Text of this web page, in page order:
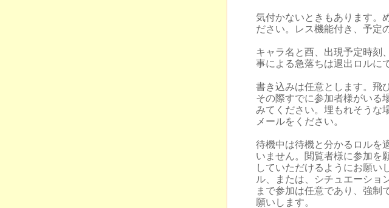
気付かないときもあります。
ださい。レス機能付き、予定
キャラ名と酉、出現予定時刻
事による急落ちは退出ロルに
書き込みは任意とします。飛
その際すでに参加者様がいる
みてください。埋もれそうな
メールをください。
待機中は待機と分かるロルを
いません。閲覧者様に参加を
していただけるようにお願い
ル、または、シチュエーショ
まで参加は任意であり、強制
願いします。